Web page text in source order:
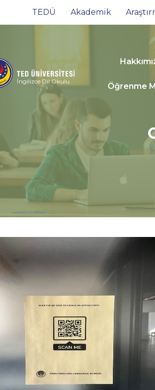
Ana
menüsü
TEDÜ Akademik
İngilizce Dil Okulu
Öğrenme